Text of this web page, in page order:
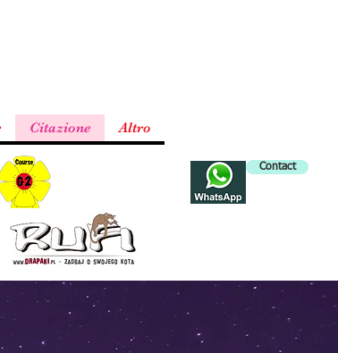
Contact
Citazione Altro